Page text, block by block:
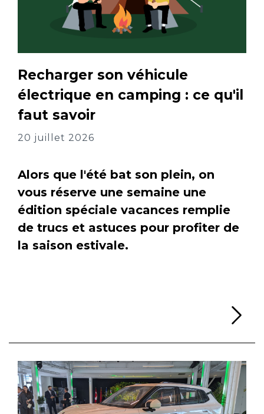
Recharger son véhicule
électrique en camping : ce qu'il
faut savoir
20 juillet 2026
Alors que l'été bat son plein, on
vous réserve une semaine une
édition spéciale vacances remplie
de trucs et astuces pour profiter de
la saison estivale.